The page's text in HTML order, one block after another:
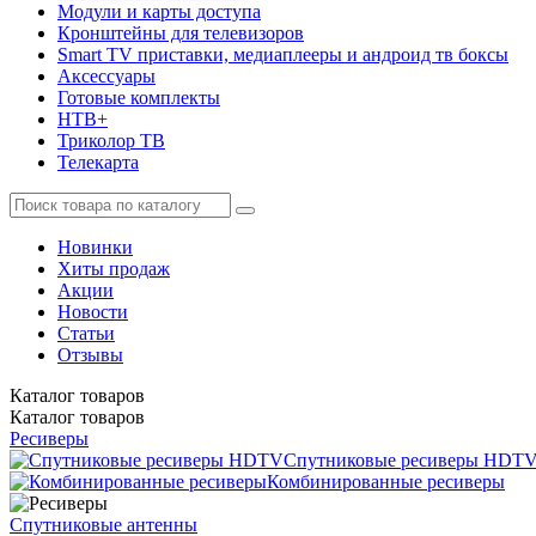
Модули и карты доступа
Кронштейны для телевизоров
Smart TV приставки, медиаплееры и андроид тв боксы
Аксессуары
Готовые комплекты
НТВ+
Триколор ТВ
Телекарта
Новинки
Хиты продаж
Акции
Новости
Статьи
Отзывы
Каталог товаров
Каталог товаров
Ресиверы
Спутниковые ресиверы
Комбинированные ресиверы
Спутниковые антенны